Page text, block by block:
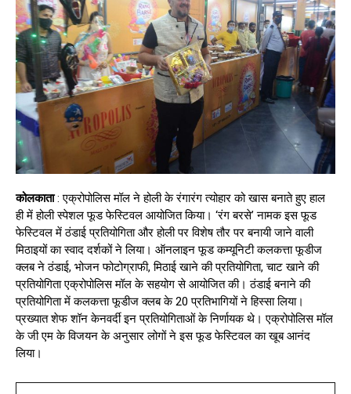
कोलकाता: एक्रोपोलिस मॉल ने होली के रंगारंग त्योहार को खास बनाते हुए हाल
ही में होली स्पेशल फूड फेस्टिवल आयोजित किया। ‘रंग बरसे’ नामक इस फूड
फेस्टिवल में ठंडाई प्रतियोगिता और होली पर विशेष तौर पर बनायी जाने वाली
मिठाइयों का स्वाद दर्शकों ने लिया। ऑनलाइन फूड कम्यूनिटी कलकत्ता फूडीज
क्लब ने ठंडाई, भोजन फोटोग्राफी, मिठाई खाने की प्रतियोगिता, चाट खाने की
प्रतियोगिता एक्रोपोलिस मॉल के सहयोग से आयोजित की। ठंडाई बनाने की
प्रतियोगिता में कलकत्ता फूडीज क्लब के 20 प्रतिभागियों ने हिस्सा लिया।
प्रख्यात शेफ शॉन केनवर्दी इन प्रतियोगिताओं के निर्णायक थे। एक्रोपोलिस मॉल
के जी एम के विजयन के अनुसार लोगों ने इस फूड फेस्टिवल का खूब आनंद
लिया।